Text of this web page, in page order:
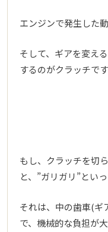
エンジンで発生した
そして、ギアを変え
するのがクラッチで
もし、クラッチを切
と、”ガリガリ”とい
それは、中の歯車(ギ
で、機械的な負担が